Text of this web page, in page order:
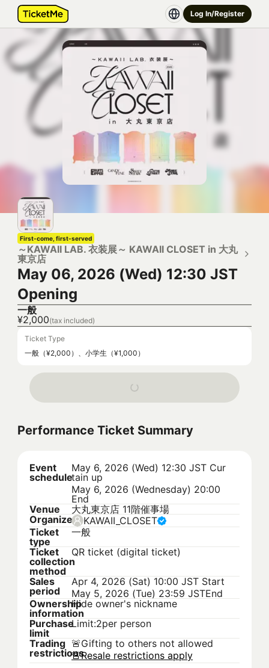
Log In/Register
First-come, first-served
～KAWAII LAB. 衣装展～ KAWAII CLOSET in 大丸
東京店
May 06, 2026 (Wed) 12:30 JST
Opening
一般
¥2,000(tax included)
Ticket Type
一般（¥2,000）、小学生（¥1,000）
Performance Ticket Summary
Event
schedule
May 6, 2026 (Wed) 12:30 JST Cur
tain up
May 6, 2026 (Wednesday) 20:00
End
Venue
大丸東京店 11階催事場
Organizer KAWAII_CLOSET
Ticket
type
一般
Ticket
collection
method
QR ticket (digital ticket)
Sales
period
Apr 4, 2026 (Sat) 10:00 JST Start
May 5, 2026 (Tue) 23:59 JSTEnd
Ownership
information
Hide owner's nickname
Purchase
limit
Limit:2per person
Trading
restrictions
🚨Gifting to others not allowed
🚨Resale restrictions apply